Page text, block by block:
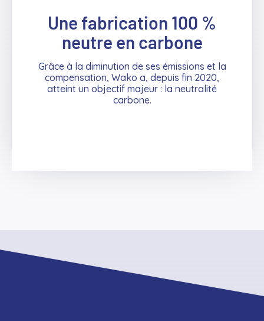
Une fabrication 100 %
neutre en carbone
Grâce à la diminution de ses émissions et la
compensation, Wako a, depuis fin 2020,
atteint un objectif majeur : la neutralité
carbone.